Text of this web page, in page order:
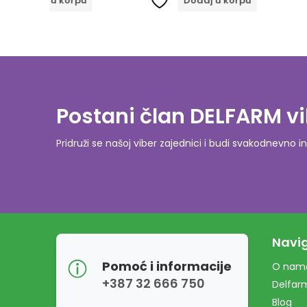
Postani član DELFARM
Pridruži se našoj viber zajednici i budi svakodnevno
Pomoć i informacije
+387 32 666 750
O
Blog